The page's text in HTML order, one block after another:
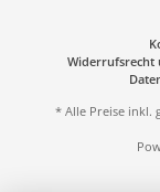
* Alle Preise inkl.